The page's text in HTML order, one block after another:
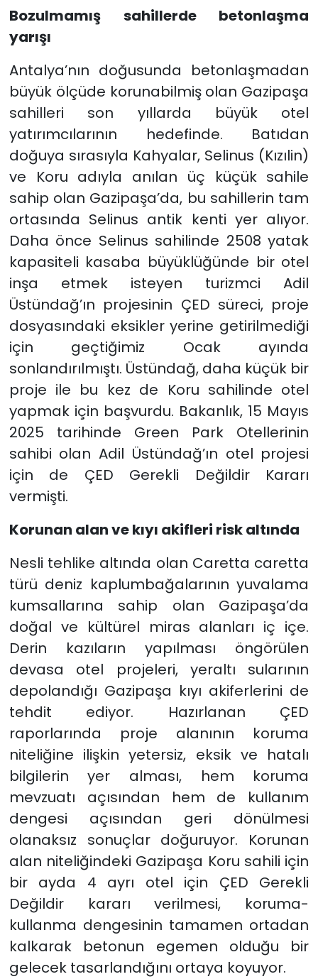
Bozulmamış sahillerde betonlaşma
yarışı
Antalya’nın doğusunda betonlaşmadan
büyük ölçüde korunabilmiş olan Gazipaşa
sahilleri son yıllarda büyük otel
yatırımcılarının hedefinde. Batıdan
doğuya sırasıyla Kahyalar, Selinus (Kızılin)
ve Koru adıyla anılan üç küçük sahile
sahip olan Gazipaşa’da, bu sahillerin tam
ortasında Selinus antik kenti yer alıyor.
Daha önce Selinus sahilinde 2508 yatak
kapasiteli kasaba büyüklüğünde bir otel
inşa etmek isteyen turizmci Adil
Üstündağ’ın projesinin ÇED süreci, proje
dosyasındaki eksikler yerine getirilmediği
için geçtiğimiz Ocak ayında
sonlandırılmıştı. Üstündağ, daha küçük bir
proje ile bu kez de Koru sahilinde otel
yapmak için başvurdu. Bakanlık, 15 Mayıs
2025 tarihinde Green Park Otellerinin
sahibi olan Adil Üstündağ’ın otel projesi
için de ÇED Gerekli Değildir Kararı
vermişti.
Korunan alan ve kıyı akifleri risk altında
Nesli tehlike altında olan Caretta caretta
türü deniz kaplumbağalarının yuvalama
kumsallarına sahip olan Gazipaşa’da
doğal ve kültürel miras alanları iç içe.
Derin kazıların yapılması öngörülen
devasa otel projeleri, yeraltı sularının
depolandığı Gazipaşa kıyı akiferlerini de
tehdit ediyor. Hazırlanan ÇED
raporlarında proje alanının koruma
niteliğine ilişkin yetersiz, eksik ve hatalı
bilgilerin yer alması, hem koruma
mevzuatı açısından hem de kullanım
dengesi açısından geri dönülmesi
olanaksız sonuçlar doğuruyor. Korunan
alan niteliğindeki Gazipaşa Koru sahili için
bir ayda 4 ayrı otel için ÇED Gerekli
Değildir kararı verilmesi, koruma-
kullanma dengesinin tamamen ortadan
kalkarak betonun egemen olduğu bir
gelecek tasarlandığını ortaya koyuyor.